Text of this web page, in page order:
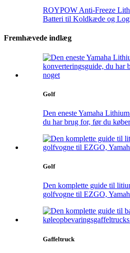
ROYPOW Anti-Freeze
Batteri til Koldkæde og
Fremhævede indlæg
Golf
Den eneste Yamaha
du har brug for, før du
Golf
Den komplette guide til
golfvogne til EZGO,
Gaffeltruck